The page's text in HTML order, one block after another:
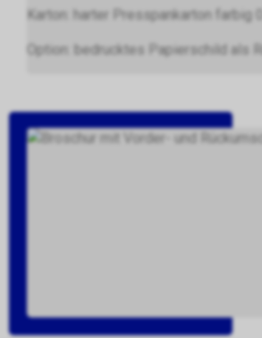
Karton: harter Presspankarton farbig
Option: bedrucktes Papierschild als